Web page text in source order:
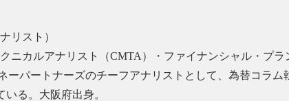
リスト）
ニカルアナリスト（CMTA）・ファイナンシャル・プ
パートナーズのチーフアナリストとして、為替コラ
る。大阪府出身。